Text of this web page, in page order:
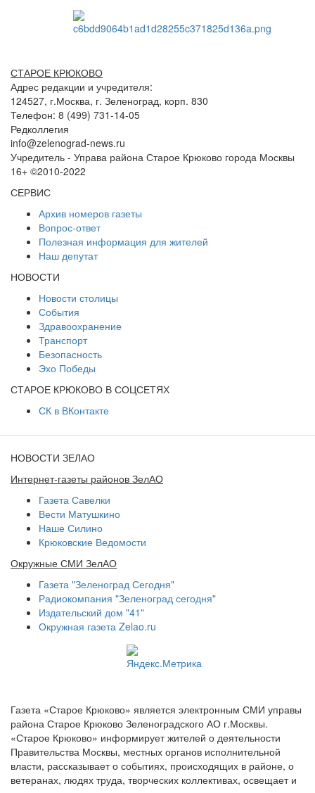
СТАРОЕ КРЮКОВО
Адрес редакции и учредителя:
124527, г.Москва, г. Зеленоград, корп. 830
Телефон: 8 (499) 731-14-05
Редколлегия
info@zelenograd-news.ru
Учредитель - Управа района Старое Крюково города Москвы
16+ ©2010-2022
СЕРВИС
Архив номеров газеты
Вопрос-ответ
Полезная информация для жителей
Наш депутат
НОВОСТИ
Новости столицы
События
Здравоохранение
Транспорт
Безопасность
Эхо Победы
СТАРОЕ КРЮКОВО В СОЦСЕТЯХ
СК в ВКонтакте
НОВОСТИ ЗЕЛАО
Интернет-газеты районов ЗелАО
Газета Савелки
Вести Матушкино
Наше Силино
Крюковские Ведомости
Окружные СМИ ЗелАО
Газета "Зеленоград Сегодня"
Радиокомпания "Зеленоград сегодня"
Издательский дом "41"
Окружная газета Zelao.ru
Газета «Старое Крюково» является электронным СМИ управы
района Старое Крюково Зеленоградского АО г.Москвы.
«Старое Крюково» информирует жителей о деятельности
Правительства Москвы, местных органов исполнительной
власти, рассказывает о событиях, происходящих в районе, о
ветеранах, людях труда, творческих коллективах, освещает и